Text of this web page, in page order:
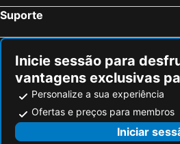
Hoposa Pollentia - Adults Only
Hotel Paraíso de Alcudia
Suporte
Inicie sessão para
vantagens exclusivas
Personalize a sua experiência
Ofertas e preços para membros
Iniciar